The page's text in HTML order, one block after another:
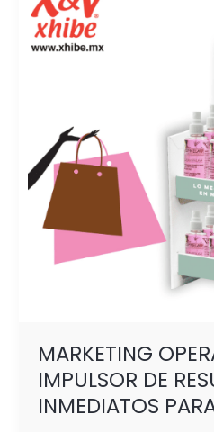
MARKETING
IMPULSOR DE
INMEDIATOS
EL
IMPULSOR
DE
EL PDV